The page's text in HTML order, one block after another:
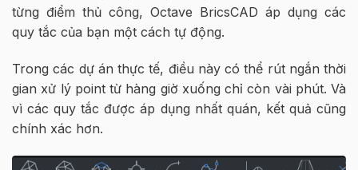
từng điểm thủ công, Octave BricsCAD áp dụng các
quy tắc của bạn một cách tự động.
Trong các dự án thực tế, điều này có thể rút ngắn thời
gian xử lý point từ hàng giờ xuống chỉ còn vài phút. Và
vì các quy tắc được áp dụng nhất quán, kết quả cũng
chính xác hơn.